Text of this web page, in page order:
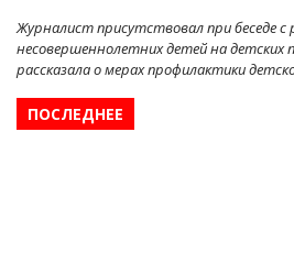
Журналист присутствовал при беседе
несовершеннолетних детей на детских
рассказала о мерах профилактики